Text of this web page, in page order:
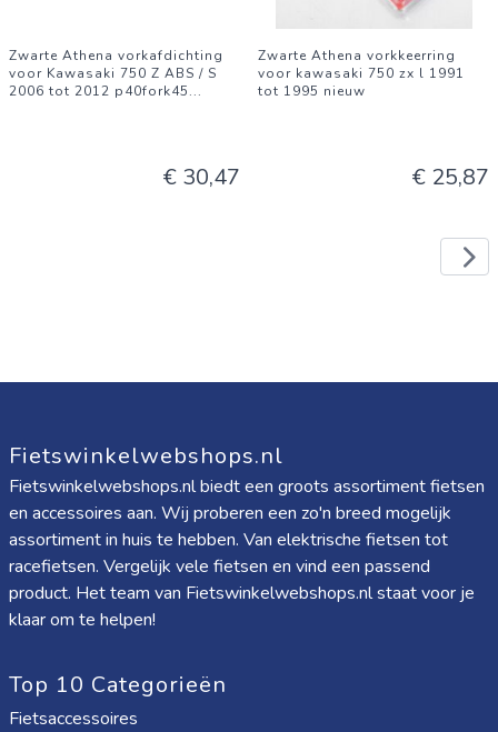
Zwarte Athena vorkafdichting
voor Kawasaki 750 Z ABS / S
2006 tot 2012 p40fork45...
€ 30,47
Zwarte Athena vorkkeerring
voor kawasaki 750 zx l 1991
tot 1995 nieuw
€ 25,87
Fietswinkelwebshops.nl
Fietswinkelwebshops.nl biedt een groots assortiment fietsen
en accessoires aan. Wij proberen een zo'n breed mogelijk
assortiment in huis te hebben. Van elektrische fietsen tot
racefietsen. Vergelijk vele fietsen en vind een passend
product. Het team van Fietswinkelwebshops.nl staat voor je
klaar om te helpen!
Top 10 Categorieën
Fietsaccessoires